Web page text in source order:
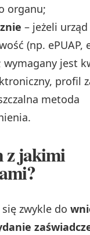
organu;
– jeżeli
(np. ePUAP,
wymagany jest
profil
metoda
z jakimi
się zwykle do